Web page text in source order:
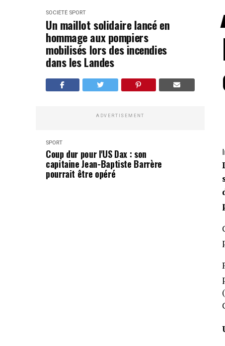
SOCIÉTÉ SPORT
Un maillot solidaire lancé en
hommage aux pompiers
mobilisés lors des incendies
dans les Landes
ADVERTISEMENT
SPORT
Coup dur pour l'US Dax : son
capitaine Jean-Baptiste Barrère
pourrait être opéré